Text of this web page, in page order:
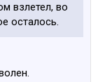
взлетел, во
осталось.